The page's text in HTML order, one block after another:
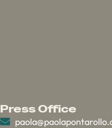
Press Office